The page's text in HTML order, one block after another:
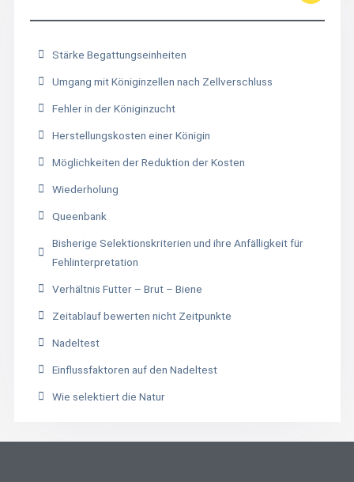
Stärke Begattungseinheiten
Umgang mit Königinzellen nach Zellverschluss
Fehler in der Königinzucht
Herstellungskosten einer Königin
Möglichkeiten der Reduktion der Kosten
Wiederholung
Queenbank
Bisherige Selektionskriterien und ihre Anfälligkeit für
Fehlinterpretation
Verhältnis Futter – Brut – Biene
Zeitablauf bewerten nicht Zeitpunkte
Nadeltest
Einflussfaktoren auf den Nadeltest
Wie selektiert die Natur